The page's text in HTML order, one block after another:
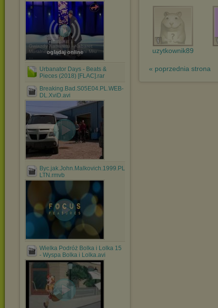
oglądaj online
Gwiazdy Kabaretu - Kabaret
Moralnego Niepokoju i Ani Mru
Urbanator Days - Beats &
Pieces (2018) [FLAC].rar
Breaking.Bad.S05E04.PL.WEB-
DL.XviD.avi
Byc.jak.John.Malkovich.1999.PL.BRRip.720p.XviD.AC3-
LTN.rmvb
Wielka Podróż Bolka i Lolka 15
- Wyspa Bolka i Lolka.avi
uzytkownik89
« poprzednia strona